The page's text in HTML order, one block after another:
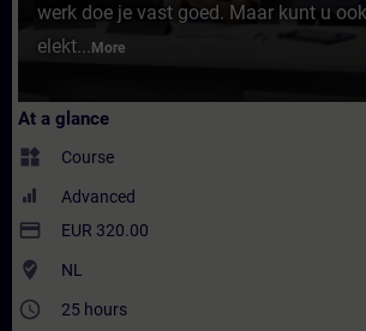
werk doe je vast goed. Maar kunt u
elekt... More
At a glance
widgets Course
Advanced
payment EUR 320.00
where_to_vote NL
access_time 25 hours